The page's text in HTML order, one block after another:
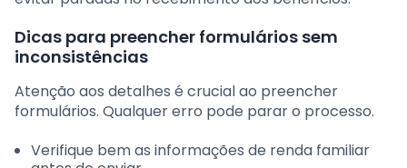
Dicas para preencher formulários sem
inconsistências
Atenção aos detalhes é crucial ao preencher
formulários. Qualquer erro pode parar o processo.
Verifique bem as informações de renda familiar